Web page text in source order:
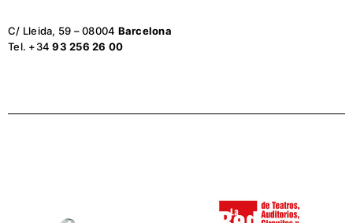
C/ Lleida, 59 – 08004 Barcelona
Tel. +3493 256 26 00